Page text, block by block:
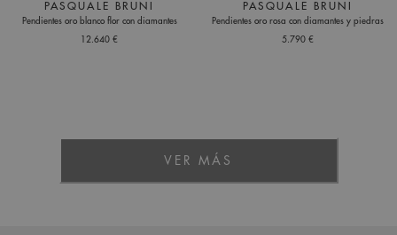
PASQUALE BRUNI
Pendientes oro blanco flor con diamantes
12.640 €
PASQUALE BRUNI
Pendientes oro rosa con diamantes y piedras
5.790 €
VER MÁS